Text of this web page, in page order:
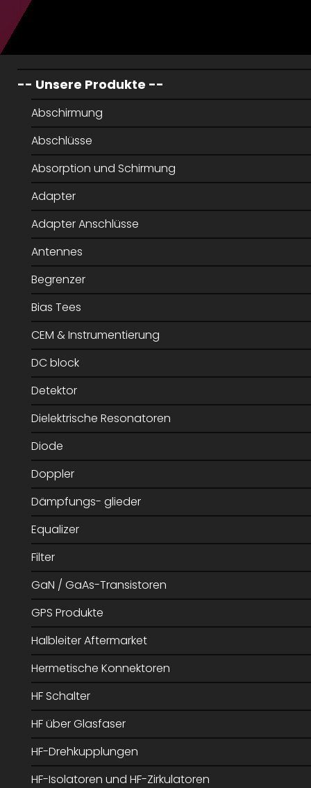
-- Unsere Produkte --
Abschirmung
Abschlüsse
Absorption und Schirmung
Adapter
Adapter Anschlüsse
Antennes
Begrenzer
Bias Tees
CEM & Instrumentierung
DC block
Detektor
Dielektrische Resonatoren
Diode
Doppler
Dämpfungs- glieder
Equalizer
Filter
GaN / GaAs-Transistoren
GPS Produkte
Halbleiter Aftermarket
Hermetische Konnektoren
HF Schalter
HF über Glasfaser
HF-Drehkupplungen
HF-Isolatoren und HF-Zirkulatoren